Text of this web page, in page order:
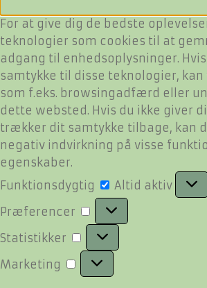
For at give dig de bedste
teknologier som cookies til at
adgang til enhedsoplysninger.
samtykke til disse teknologier,
som f.eks. browsingadfærd eller
dette websted. Hvis du ikke giver
trækker dit samtykke tilbage, kan
negativ indvirkning på visse
egenskaber.
Funktionsdygtig
Altid aktiv
Præferencer
Præferencer
Statistikker Statistikker
Marketing Marketing